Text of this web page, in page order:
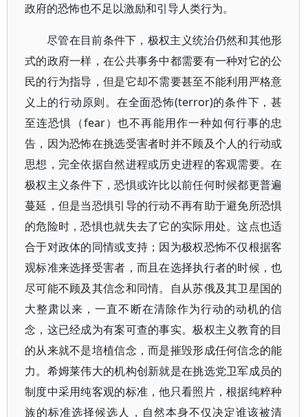
政府的恐怖也不足以激励和引导人类行为。
尽管在目前条件下，极权主义统治仍然和其他形
式的政府一样，在公共事务中都需要有一种对它的公
民的行为指导，但是它却不需要甚至不能利用严格意
义上的行动原则。在全面恐怖(terror)的条件下，甚
至连恐惧（fear）也不再能用作一种如何行事的忠
告，因为恐怖在挑选受害者时并不顾及个人的行动或
思想，完全依据自然进程或历史进程的客观需要。在
极权主义条件下，恐惧或许比以前任何时候都更普遍
蔓延，但是当恐惧引导的行动不再有助于避免所恐惧
的危险时，恐惧也就失去了它的实际用处。这点也适
合于对政体的同情或支持；因为极权恐怖不仅根据客
观标准来选择受害者，而且在选择执行者的时候，也
尽可能不顾及其信念和同情。自从苏俄及其卫星国的
大整肃以来，一直不断在清除作为行动的动机的信
念，这已经成为有案可查的事实。极权主义教育的目
的从来就不是培植信念，而是摧毁形成任何信念的能
力。希姆莱伟大的机构创新就是在挑选党卫军成员的
制度中采用纯客观的标准，他只看照片，根据纯粹种
族的标准选择候选人，自然本身不仅决定谁该被清